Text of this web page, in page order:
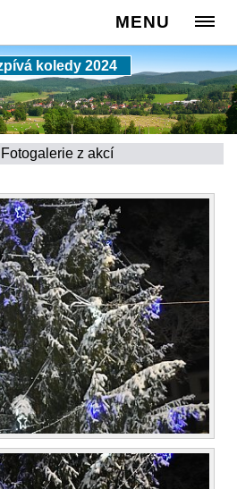
MENU
koledy 2024
Fotogalerie z akcí